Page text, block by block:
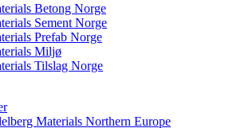
Betong Norge
Sement Norge
Prefab Norge
Miljø
Tilslag Norge
Materials Northern Europe